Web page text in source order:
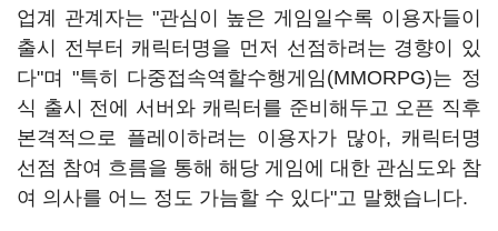
업계 관계자는 "관심이 높은 게임일수록 이용자들이
출시 전부터 캐릭터명을 먼저 선점하려는 경향이 있
다"며 "특히 다중접속역할수행게임(MMORPG)는 정
식 출시 전에 서버와 캐릭터를 준비해두고 오픈 직후
본격적으로 플레이하려는 이용자가 많아, 캐릭터명
선점 참여 흐름을 통해 해당 게임에 대한 관심도와 참
여 의사를 어느 정도 가늠할 수 있다"고 말했습니다.